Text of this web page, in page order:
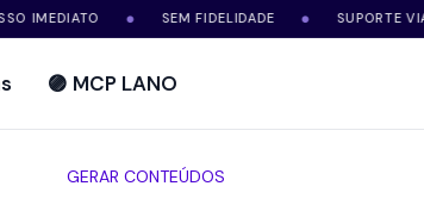
● SEM FIDELIDADE ● SUPORTE VIA
🟣 MCP LANO
GERAR CONTEÚDOS